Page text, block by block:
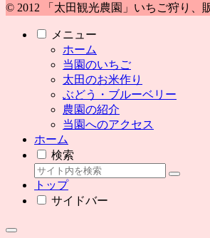
© 2012 「太田観光農園」いちご狩り、
メニュー
ホーム
当園のいちご
太田のお米作り
ぶどう・ブルーベリー
農園の紹介
当園へのアクセス
ホーム
検索
トップ
サイドバー